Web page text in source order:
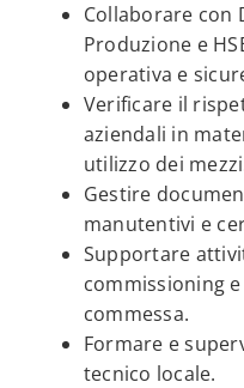
Collaborare con
Produzione e
operativa e
Verificare il
aziendali in
utilizzo dei
Gestire
manutentivi e
Supportare
commissioning
commessa.
Formare e
tecnico locale.